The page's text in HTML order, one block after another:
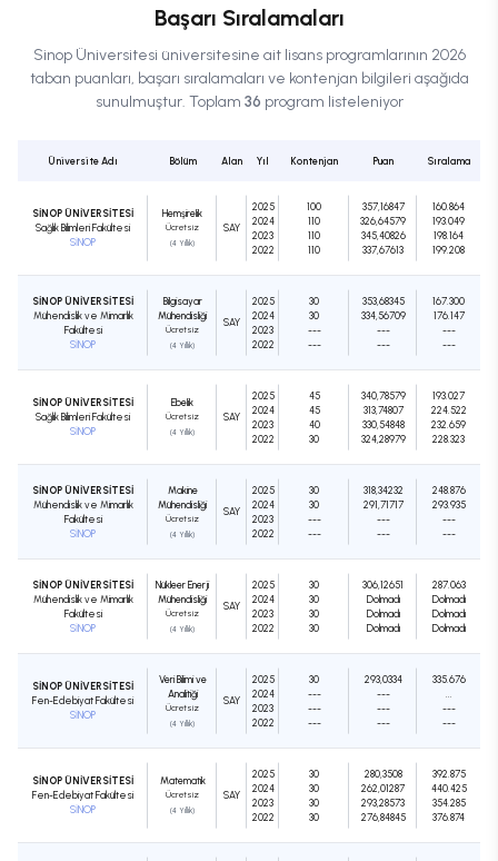
Başarı Sıralamaları
Sinop Üniversitesi üniversitesine ait lisansprogramlarının 2026
taban puanları, başarı sıralamaları ve kontenjan bilgileri aşağıda
sunulmuştur. Toplam 36 program listeleniyor
Üniversite Adı Bölüm Alan Yıl Kontenjan Puan Sıralama
SİNOP ÜNİVERSİTESİ
Sağlık Bilimleri Fakültesi
SİNOP
Hemşirelik
Ücretsiz
(4 Yıllık)
SAY
2025
2024
2023
2022
100
110
110
110
357,16847
326,64579
345,40826
337,67613
160.864
193.049
198.164
199.208
SİNOP ÜNİVERSİTESİ
Mühendislik ve Mimarlık
Fakültesi
SİNOP
Bilgisayar
Mühendisliği
Ücretsiz
(4 Yıllık)
SAY
2025
2024
2023
2022
30
30
---
---
353,68345
334,56709
---
---
167.300
176.147
---
---
SİNOP ÜNİVERSİTESİ
Sağlık Bilimleri Fakültesi
SİNOP
Ebelik
Ücretsiz
(4 Yıllık)
SAY
2025
2024
2023
2022
45
45
40
30
340,78579
313,74807
330,54848
324,28979
193.027
224.522
232.659
228.323
SİNOP ÜNİVERSİTESİ
Mühendislik ve Mimarlık
Fakültesi
SİNOP
Makine
Mühendisliği
Ücretsiz
(4 Yıllık)
SAY
2025
2024
2023
2022
30
30
---
---
318,34232
291,71717
---
---
248.876
293.935
---
---
SİNOP ÜNİVERSİTESİ
Mühendislik ve Mimarlık
Fakültesi
SİNOP
Nükleer Enerji
Mühendisliği
Ücretsiz
(4 Yıllık)
SAY
2025
2024
2023
2022
30
30
30
30
306,12651
Dolmadı
Dolmadı
Dolmadı
287.063
Dolmadı
Dolmadı
Dolmadı
SİNOP ÜNİVERSİTESİ
Fen-Edebiyat Fakültesi
SİNOP
Veri Bilimi ve
Analitiği
Ücretsiz
(4 Yıllık)
SAY
2025
2024
2023
2022
30
---
---
---
293,0334
---
---
---
335.676
---
---
SİNOP ÜNİVERSİTESİ
Fen-Edebiyat Fakültesi
SİNOP
Matematik
Ücretsiz
(4 Yıllık)
SAY
2025
2024
2023
2022
30
30
30
30
280,3508
262,01287
293,28573
276,84845
392.875
440.425
354.285
376.874